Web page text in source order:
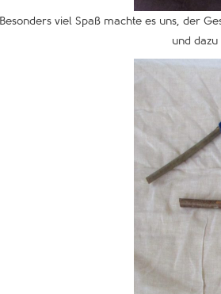
Besonders viel Spaß machte es uns, der
und